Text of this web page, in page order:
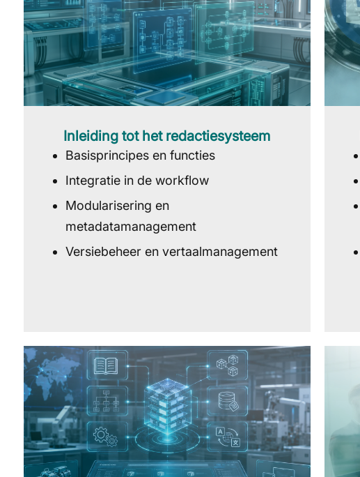
Inleiding tot het redactiesysteem
Basisprincipes en functies
Integratie in de workflow
­Modularisering en
metadatamanagement
­Versiebeheer en vertaalmanagement